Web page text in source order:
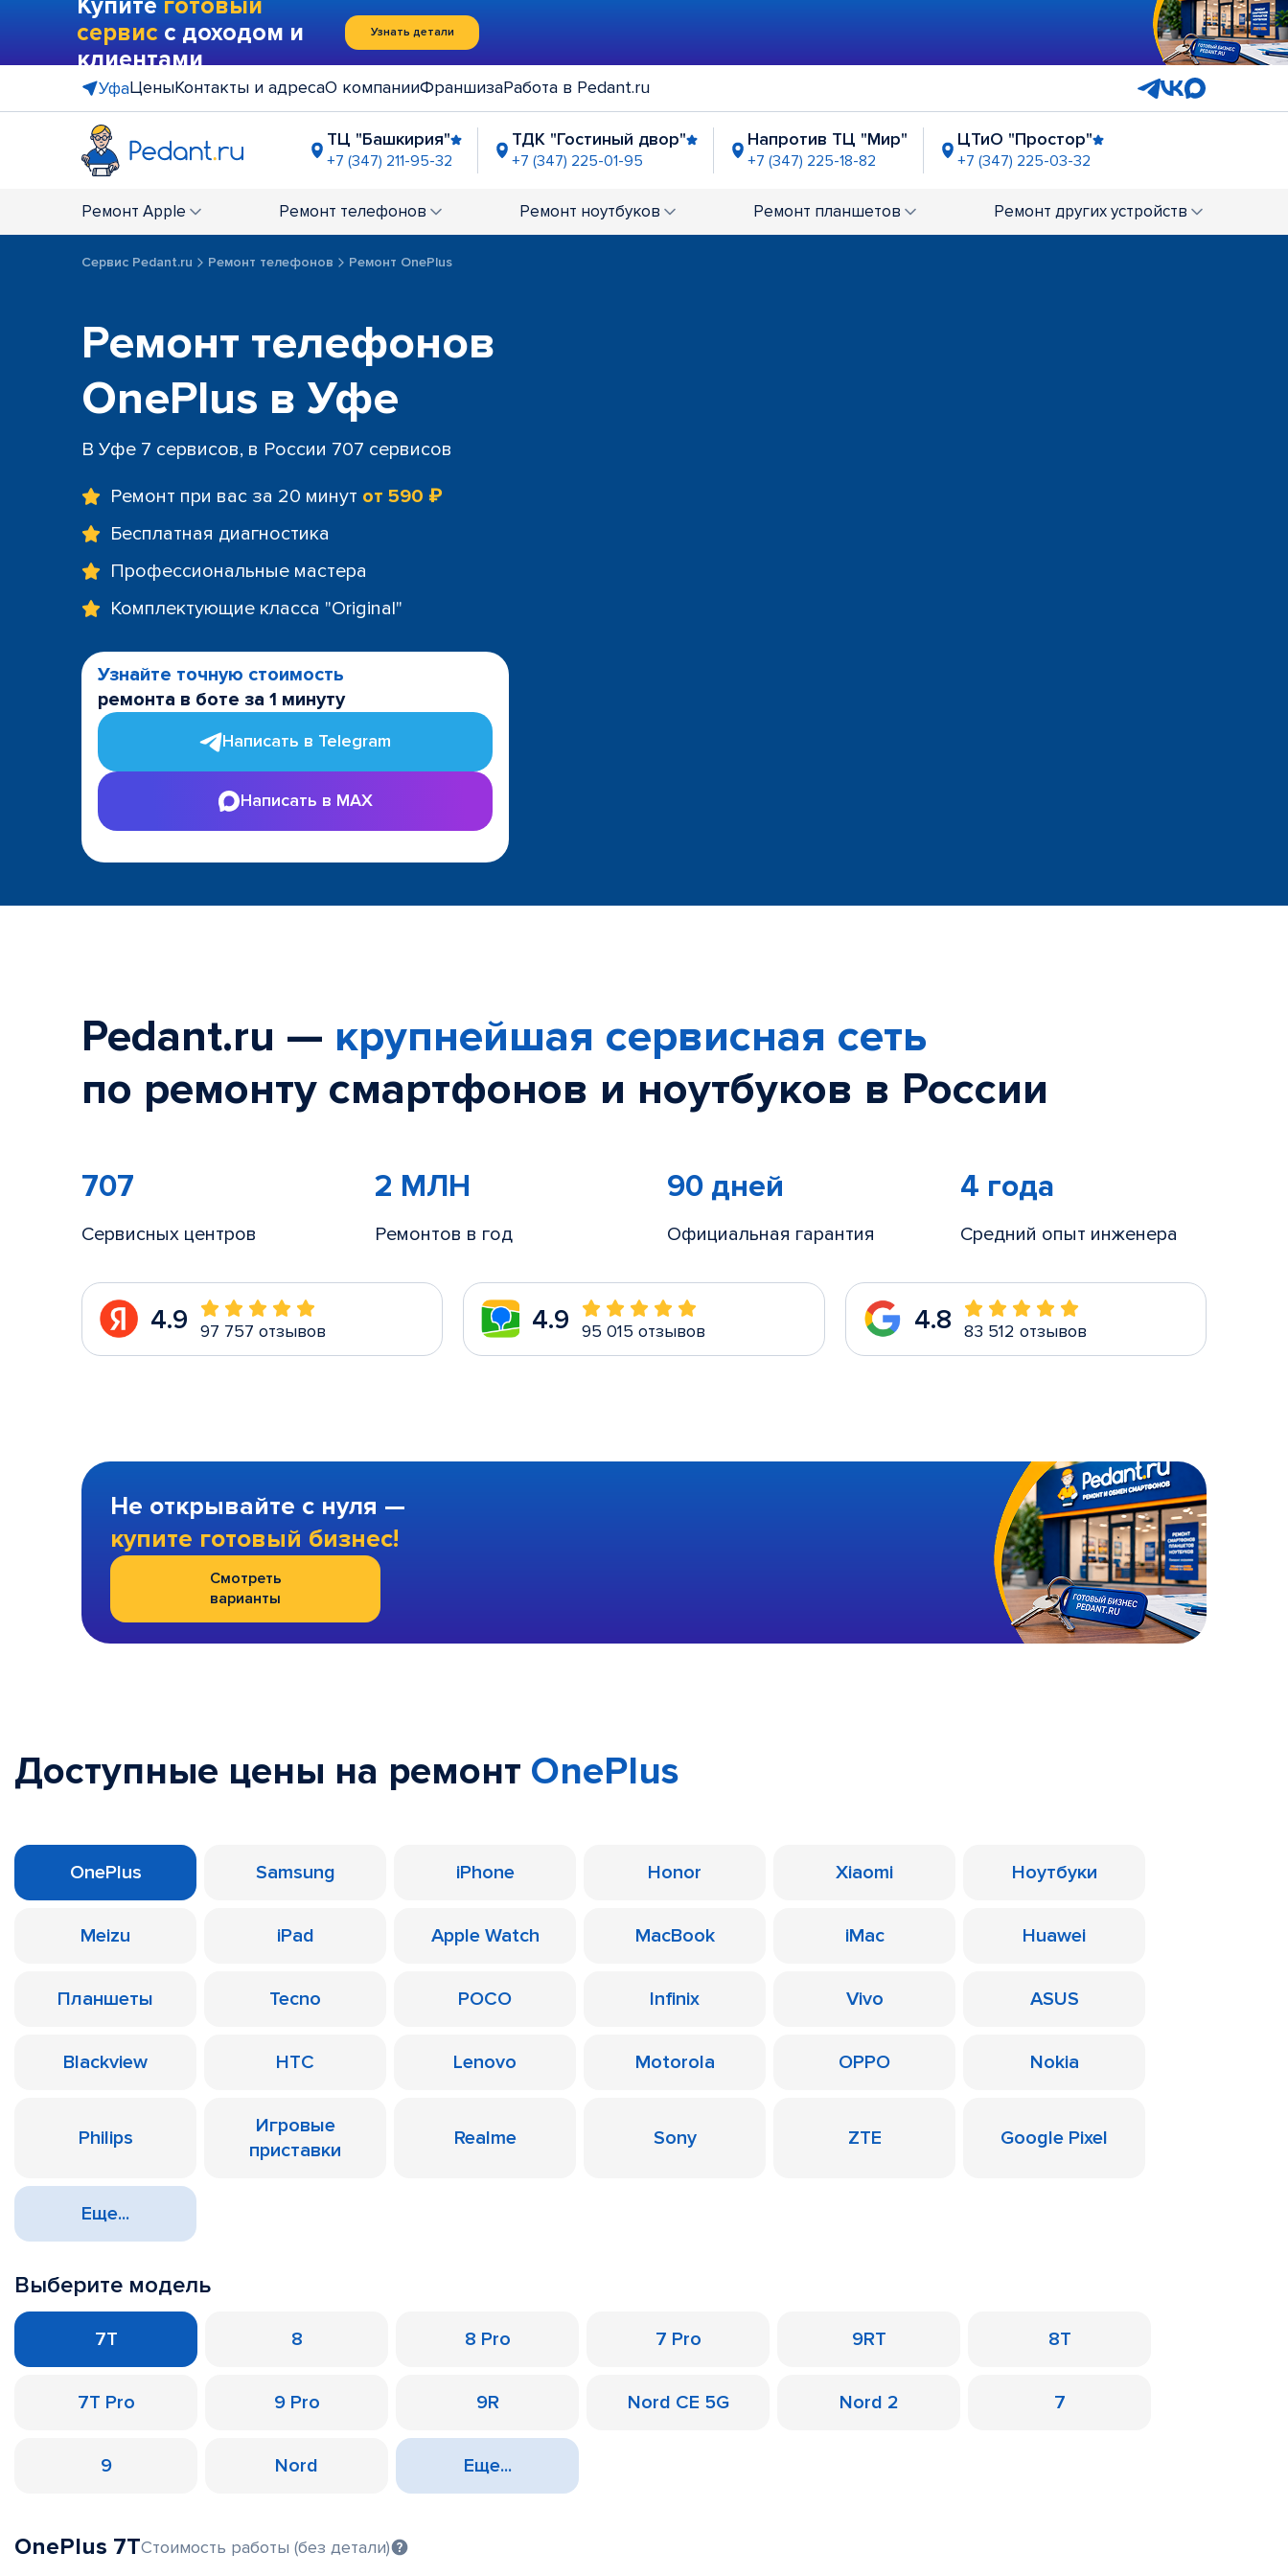
Купите готовый
сервис с доходом и
клиентами
Узнать детали
УфаЦеныКонтакты и адресаО компанииФраншизаРабота в Pedant.ru
ТЦ "Башкирия"
+7 (347) 211-95-32
ТДК "Гостиный двор"
+7 (347) 225-01-95
Напротив ТЦ "Мир"
+7 (347) 225-18-82
ЦТиО "Простор"
+7 (347) 225-03-32
+7 (347) 225-06-39 +7 (347) 225-15-28 +7 (347) 214-95-57
Ремонт Apple Ремонт телефонов Ремонт ноутбуков Ремонт планшетов Ремонт других устройств
Сервис Pedant.ru Ремонт телефонов Ремонт OnePlus
Ремонт телефонов
OnePlus в Уфе
В Уфе 7 сервисов, в России 707 сервисов
Ремонт при вас за 20 минут от 590 ₽
Бесплатная диагностика
Профессиональные мастера
Комплектующие класса "Original"
Узнайте точную стоимость
ремонта в боте за 1 минуту
Написать в Telegram
Написать в MAX
Pedant.ru — крупнейшая сервисная сеть
по ремонту смартфонов и ноутбуков в России
707
Сервисных центров
2 МЛН
Ремонтов в год
90 дней
Официальная гарантия
4 года
Средний опыт инженера
4.9 97 757 отзывов 4.9 95 015 отзывов 4.8 83 512 отзывов
Не открывайте с нуля —
купите готовый бизнес!
Смотреть
варианты
Доступные цены на ремонт OnePlus
OnePlus Samsung iPhone Honor Xiaomi Ноутбуки
Meizu iPad Apple Watch MacBook iMac Huawei
Планшеты Tecno POCO Infinix Vivo ASUS
Blackview HTC Lenovo Motorola OPPO Nokia
Philips
Игровые
приставки
Realme Sony ZTE Google Pixel
Еще...
Выберите модель
7T 8 8 Pro 7 Pro 9RT 8T
7T Pro 9 Pro 9R Nord CE 5G Nord 2 7
9 Nord Еще...
OnePlus 7TСтоимость работы (без детали)